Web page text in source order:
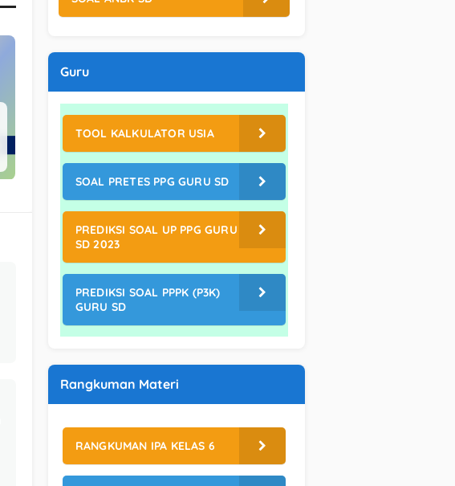
Guru
TOOL KALKULATOR USIA
SOAL PRETES PPG GURU SD
PREDIKSI SOAL UP PPG GURU
SD 2023
PREDIKSI SOAL PPPK (P3K)
GURU SD
Rangkuman Materi
RANGKUMAN IPA KELAS 6